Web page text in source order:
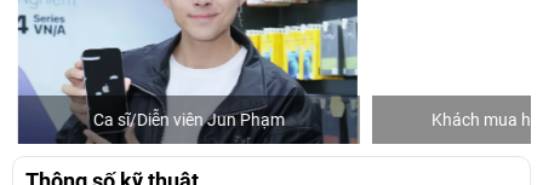
Ca sĩ/Diễn viên Jun Phạm Khách mua